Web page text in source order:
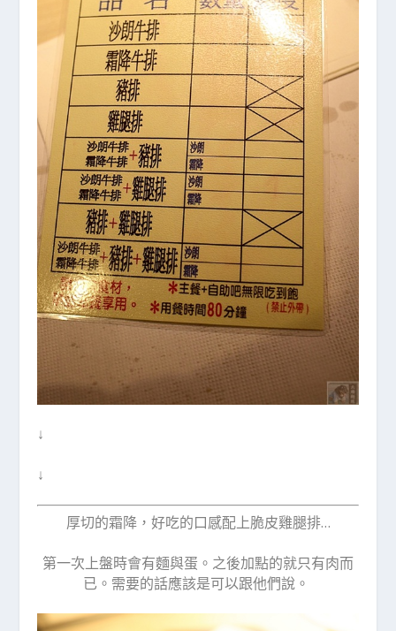
↓
↓
厚切的霜降，好吃的口感配上脆皮雞腿排…
第一次上盤時會有麵與蛋。之後加點的就只有肉而
已。需要的話應該是可以跟他們說。